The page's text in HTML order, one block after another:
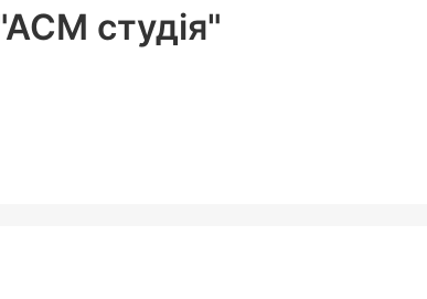
студія"